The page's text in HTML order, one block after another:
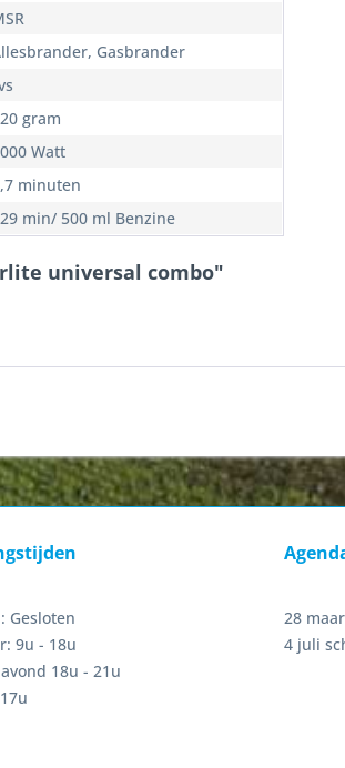
Gasbrander
gram
Watt
minuten
min/ 500 ml Benzine
universal combo"
Gesloten
9u - 18u
18u - 21u
28
4 juli